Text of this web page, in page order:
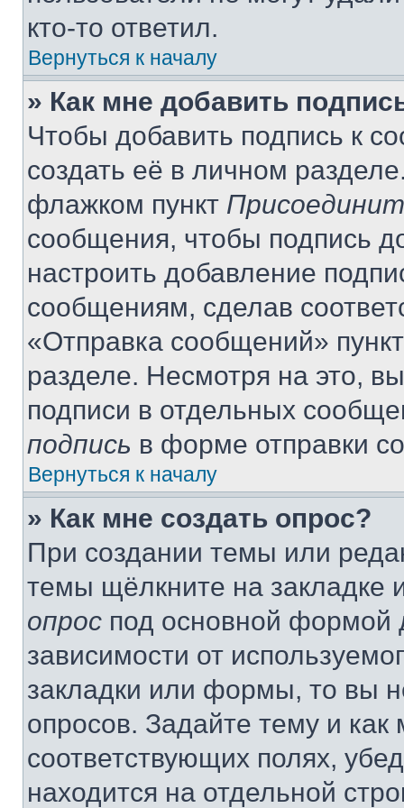
кто-то ответил.
Вернуться к началу
» Как мне добавить
Чтобы добавить подпись к
создать её в личном
флажком пункт
сообщения, чтобы подпись
настроить добавление
сообщениям, сделав
«Отправка сообщений»
разделе. Несмотря на это,
подписи в отдельных
подпись в форме отправки
Вернуться к началу
» Как мне создать опрос?
При создании темы или
темы щёлкните на
опрос под основной формой
зависимости от
закладки или формы, то вы
опросов. Задайте тему и
соответствующих полях,
находится на отдельной